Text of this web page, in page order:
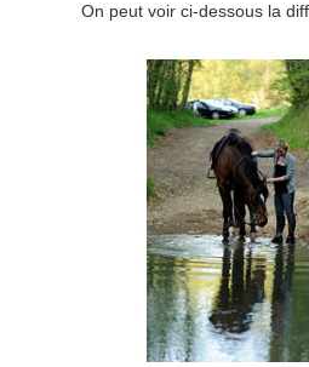
On peut voir ci-dessous la